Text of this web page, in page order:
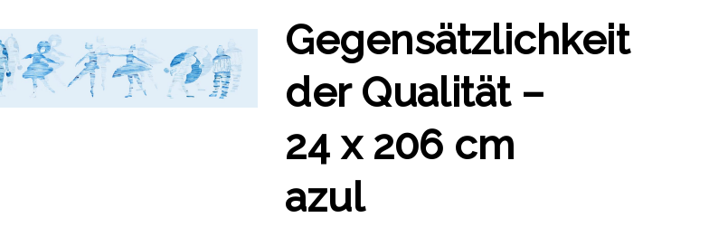
Gegensätzlichkeit
der Qualität –
24 x 206 cm
azul